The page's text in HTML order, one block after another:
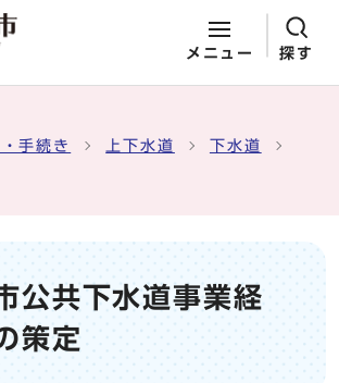
メニュー 探す
手続き 上下水道 下水道
公共下水道事業経
策定